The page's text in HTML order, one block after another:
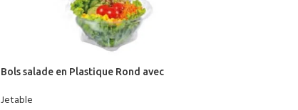
Bols salade en Plastique Rond avec
Jetable